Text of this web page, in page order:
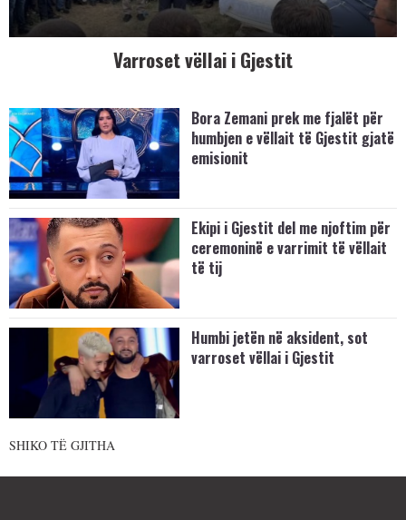
Varroset vëllai i Gjestit
Bora Zemani prek me fjalët për
humbjen e vëllait të Gjestit gjatë
emisionit
Ekipi i Gjestit del me njoftim për
ceremoninë e varrimit të vëllait
të tij
Humbi jetën në aksident, sot
varroset vëllai i Gjestit
SHIKO TË GJITHA